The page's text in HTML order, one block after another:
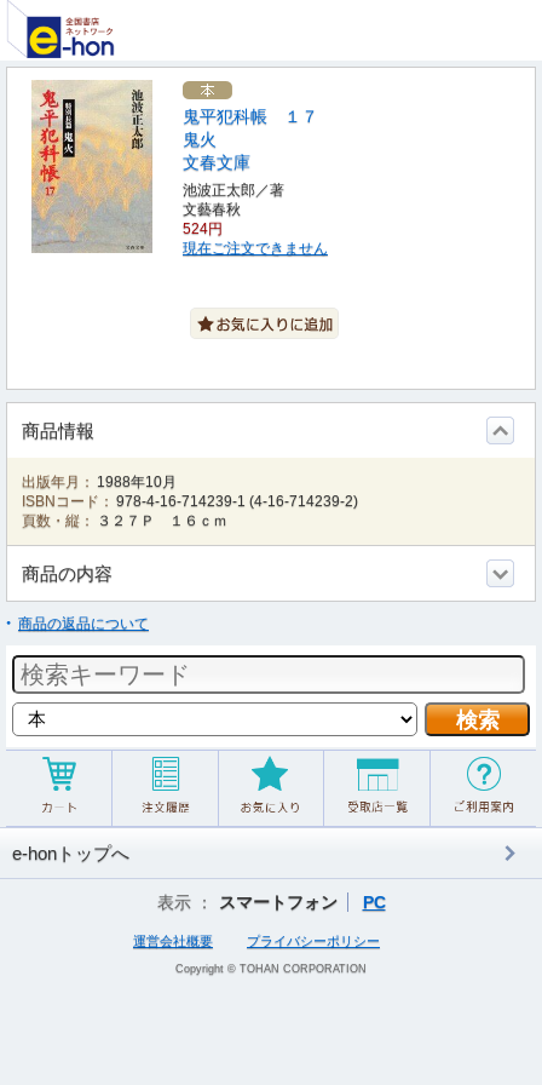
鬼平犯科帳 １７
鬼火
文春文庫
池波正太郎／著
文藝春秋
524円
現在ご注文できません
商品情報
出版年月： 1988年10月
ISBNコード： 978-4-16-714239-1 (4-16-714239-2)
頁数・縦：
３２７Ｐ １６ｃｍ
商品の内容
商品の返品について
e-honトップへ
表示 ： スマートフォン PC
運営会社概要 プライバシーポリシー
Copyright © TOHAN CORPORATION